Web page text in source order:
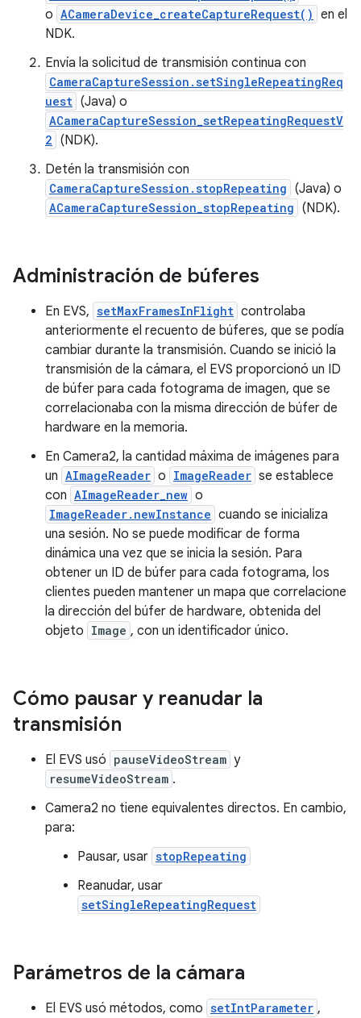
o ACameraDevice_createCaptureRequest() en el
NDK.
Envía la solicitud de transmisión continua con
CameraCaptureSession.setSingleRepeatingReq
uest (Java) o
ACameraCaptureSession_setRepeatingRequestV
2 (NDK).
Detén la transmisión con
CameraCaptureSession.stopRepeating (Java) o
ACameraCaptureSession_stopRepeating (NDK).
Administración de búferes
En EVS, setMaxFramesInFlight controlaba
anteriormente el recuento de búferes, que se podía
cambiar durante la transmisión. Cuando se inició la
transmisión de la cámara, el EVS proporcionó un ID
de búfer para cada fotograma de imagen, que se
correlacionaba con la misma dirección de búfer de
hardware en la memoria.
En Camera2, la cantidad máxima de imágenes para
un AImageReader o ImageReader se establece
con AImageReader_new o
ImageReader.newInstance cuando se inicializa
una sesión. No se puede modificar de forma
dinámica una vez que se inicia la sesión. Para
obtener un ID de búfer para cada fotograma, los
clientes pueden mantener un mapa que correlacione
la dirección del búfer de hardware, obtenida del
objeto Image , con un identificador único.
Cómo pausar y reanudar la
transmisión
El EVS usó pauseVideoStream y
resumeVideoStream .
Camera2 no tiene equivalentes directos. En cambio,
para:
Pausar, usar stopRepeating
Reanudar, usar
setSingleRepeatingRequest
Parámetros de la cámara
El EVS usó métodos, como setIntParameter ,